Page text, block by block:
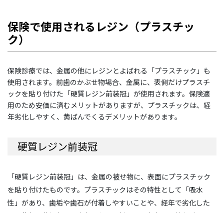
保険で使用されるレジン（プラスチッ
ク）
保険診療では、金属の他にレジンとよばれる「プラスチック」も
使用されます。前歯のかぶせ物場合、金属に、表側だけプラスチ
ックを貼り付けた「硬質レジン前装冠」が使用されます。保険適
用のため安価に済むメリットがありますが、プラスチックは、経
年劣化しやすく、黄ばんでくるデメリットがあります。
硬質レジン前装冠
「硬質レジン前装冠」は、金属の被せ物に、表面にプラスチック
を貼り付けたものです。プラスチックはその特性として「吸水
性」があり、歯垢や歯石が付着しやすいことや、経年で劣化した